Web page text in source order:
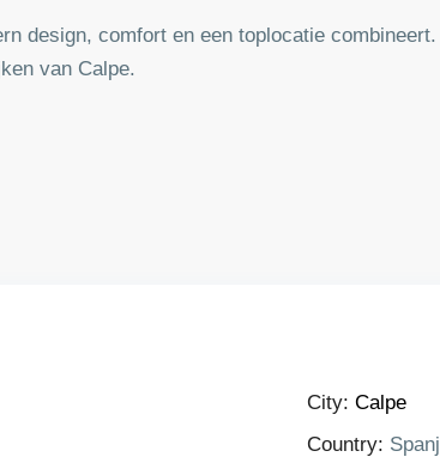
design, comfort en een toplocatie
van Calpe.
City: Calpe
Country: